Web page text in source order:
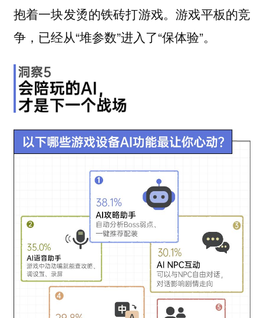
抱着一块发烫的铁砖打游戏。游戏平板的竞
争，已经从“堆参数”进入了“保体验”。